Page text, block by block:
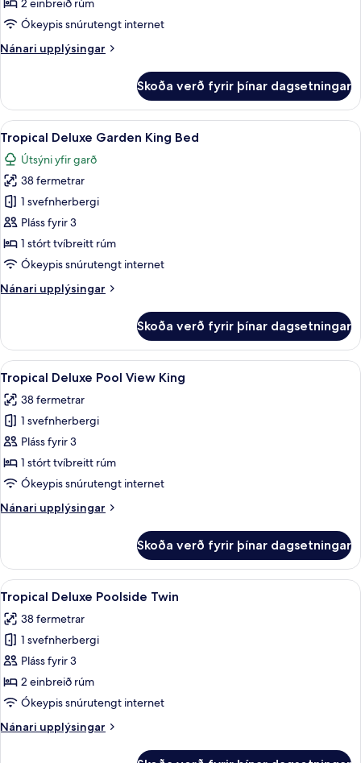
Twin
2 einbreið rúm
Ókeypis snúrutengt internet
Nánari upplýsingar
Nánari
Deluxe
Garden
Twin
Bed
Skoða verð fyrir þínar dagsetningar
Skoða
allar
myndir
fyrir
Tropical
Deluxe
Garden
King
Tropical Deluxe Garden King Bed |
8
Tropical Deluxe Garden King Bed
Útsýni yfir garð
38 fermetrar
1 svefnherbergi
Pláss fyrir 3
1 stórt tvíbreitt rúm
Ókeypis snúrutengt internet
Nánari upplýsingar
Nánari
Deluxe
Garden
King
Skoða verð fyrir þínar dagsetningar
Skoða
allar
myndir
fyrir
Tropical
Deluxe
Pool
King
Tropical Deluxe Pool View King |
8
Tropical Deluxe Pool View King
38 fermetrar
1 svefnherbergi
Pláss fyrir 3
1 stórt tvíbreitt rúm
Ókeypis snúrutengt internet
Nánari upplýsingar
Nánari
Deluxe
Pool
View
King
Skoða verð fyrir þínar dagsetningar
Skoða
allar
myndir
fyrir
Tropical
Deluxe
Poolside
Tropical Deluxe Poolside Twin |
11
Tropical Deluxe Poolside Twin
38 fermetrar
1 svefnherbergi
Pláss fyrir 3
2 einbreið rúm
Ókeypis snúrutengt internet
Nánari upplýsingar
Nánari